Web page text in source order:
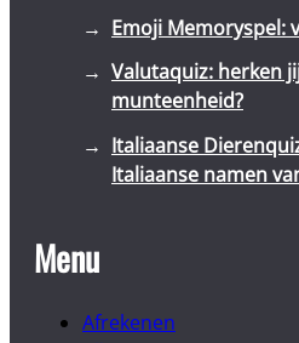
Emoji Memoryspel:
Valutaquiz: herken
munteenheid?
Italiaanse
Italiaanse namen
Menu
Afrekenen